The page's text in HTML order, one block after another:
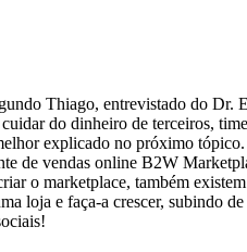
Thiago, entrevistado do
do dinheiro de terceiros,
explicado no próximo tópico.
B2W
o marketplace, também
loja e faça-a crescer, subindo